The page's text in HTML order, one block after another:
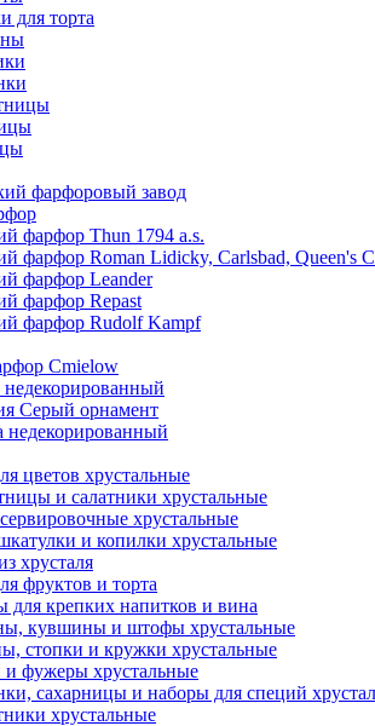
для торта
фарфоровый завод
фарфор Thun 1794 a.s.
фарфор Roman Lidicky, Carlsbad, Queen's
фарфор Leander
фарфор Repast
фарфор Rudolf Kampf
Сmielow
недекорированный
Серый орнамент
недекорированный
цветов хрустальные
и салатники хрустальные
хрустальные
и копилки хрустальные
хрусталя
фруктов и торта
для крепких напитков и вина
кувшины и штофы хрустальные
стопки и кружки хрустальные
фужеры хрустальные
сахарницы и наборы для специй
хрустальные